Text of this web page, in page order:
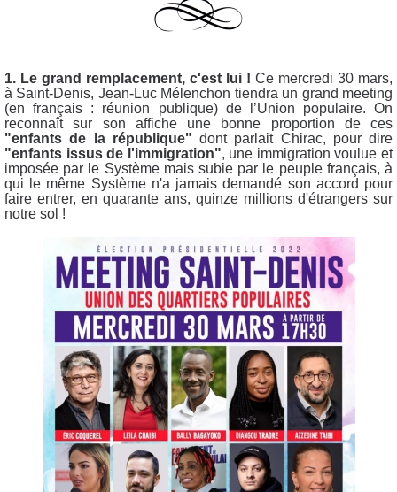
1. Le grand remplacement, c'est lui ! Ce mercredi 30 mars,
à Saint-Denis, Jean-Luc Mélenchon tiendra un grand meeting
(en français : réunion publique) de l’Union populaire. On
reconnaît sur son affiche une bonne proportion de ces
"enfants de la république" dont parlait Chirac, pour dire
"enfants issus de l'immigration", une immigration voulue et
imposée par le Système mais subie par le peuple français, à
qui le même Système n'a jamais demandé son accord pour
faire entrer, en quarante ans, quinze millions d'étrangers sur
notre sol !